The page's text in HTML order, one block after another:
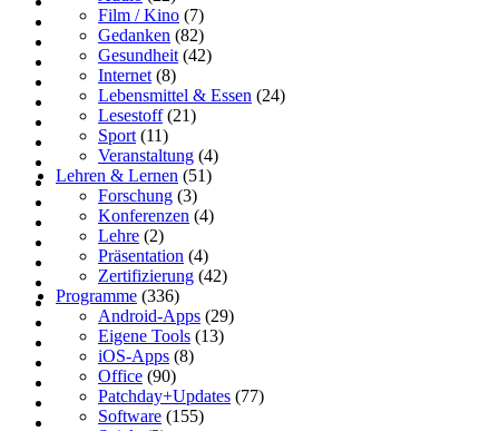
Film / Kino (7)
Gedanken (82)
Gesundheit (42)
Internet (8)
Lebensmittel & Essen (24)
Lesestoff(21)
Sport (11)
Veranstaltung (4)
Lehren & Lernen (51)
Forschung (3)
Konferenzen (4)
Lehre (2)
Präsentation (4)
Zertifizierung (42)
Programme (336)
Android-Apps (29)
Eigene Tools (13)
iOS-Apps (8)
Office (90)
Patchday+Updates (77)
Software (155)